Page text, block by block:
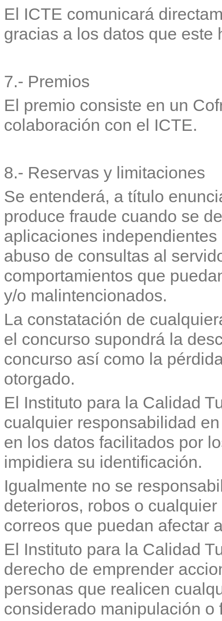
El ICTE comunicará
gracias a los datos que este
7.- Premios
El premio consiste en un
colaboración con el ICTE.
8.- Reservas y limitaciones
Se entenderá, a título
produce fraude cuando se
aplicaciones
abuso de consultas al
comportamientos que
y/o malintencionados.
La constatación de
el concurso supondrá la
concurso así como la
otorgado.
El Instituto para la Calidad
cualquier responsabilidad
en los datos facilitados por
impidiera su identificación.
Igualmente no se
deterioros, robos o
correos que puedan afectar
El Instituto para la Calidad
derecho de emprender
personas que realicen
considerado manipulación